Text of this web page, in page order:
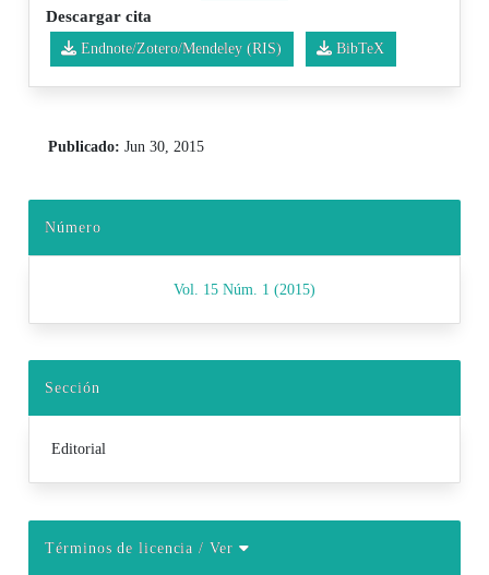
Descargar cita
Endnote/Zotero/Mendeley (RIS) BibTeX
Publicado: Jun 30, 2015
Número
Vol. 15 Núm. 1 (2015)
Sección
Editorial
Términos de licencia/ Ver